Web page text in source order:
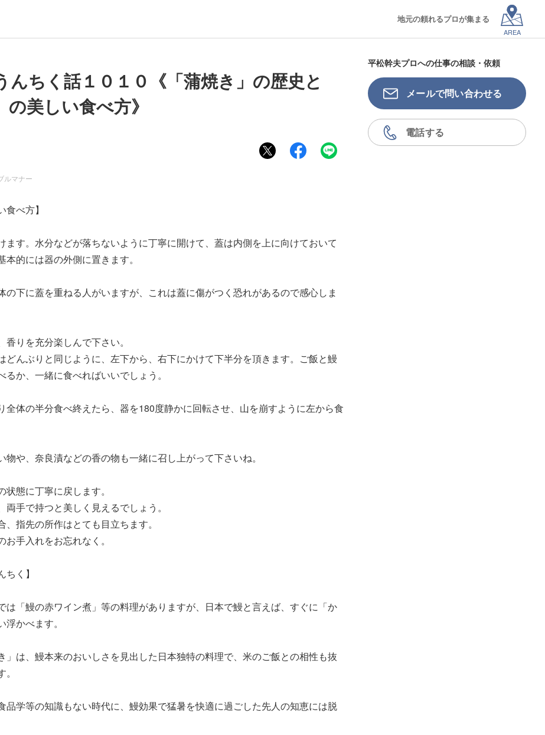
地元の頼れるプロが集まる
AREA
んちく話１０１０《「蒲焼き」の歴史と
の美しい食べ方》
ルマナー
食べ方】
ます。水分などが落ちないように丁寧に開けて、蓋は内側を上に向けておいて
本的には器の外側に置きます。
の下に蓋を重ねる人がいますが、これは蓋に傷がつく恐れがあるので感心しま
香りを充分楽しんで下さい。
どんぶりと同じように、左下から、右下にかけて下半分を頂きます。ご飯と鰻
るか、一緒に食べればいいでしょう。
全体の半分食べ終えたら、器を180度静かに回転させ、山を崩すように左から食
物や、奈良漬などの香の物も一緒に召し上がって下さいね。
状態に丁寧に戻します。
両手で持つと美しく見えるでしょう。
、指先の所作はとても目立ちます。
お手入れをお忘れなく。
ちく】
は「鰻の赤ワイン煮」等の料理がありますが、日本で鰻と言えば、すぐに「か
かべます。
」は、鰻本来のおいしさを見出した日本独特の料理で、米のご飯との相性も抜
品学等の知識もない時代に、鰻効果で猛暑を快適に過ごした先人の知恵には脱
平松幹夫プロへの仕事の相談・依頼
メールで問い合わせる
電話する